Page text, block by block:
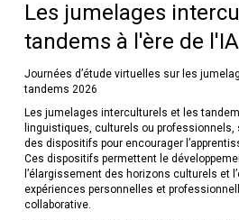
Les jumelages
tandems à l'ère de l'IA
Journées d’étude virtuelles sur les
tandems 2026
Les jumelages interculturels et les
linguistiques, culturels ou
des dispositifs pour encourager
Ces dispositifs permettent le
l’élargissement des horizons culturels et
expériences personnelles et
collaborative.